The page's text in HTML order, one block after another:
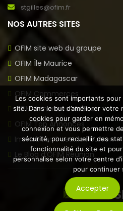
stgilles@ofim.fr
NOS AUTRES SITES
OFIM site web du groupe
OFIM Île Maurice
OFIM Madagascar
OFIM Commerces
OFIM Annonces Vidéos
OFIM Top Annonces
Immobilier Ouest la Réunion
Le Blog d’OFIM Réunion
Les cookies sont importants
site. Dans le but d’améliorer
cookies pour garder en
connexion et vous permettre
sécurité, pour recueillir des
fonctionnalité du site et
personnalise selon votre centre
pour continuer
Accepter